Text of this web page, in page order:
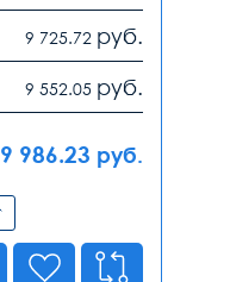
9 725.72 руб.
9 552.05 руб.
9 986.23 руб.